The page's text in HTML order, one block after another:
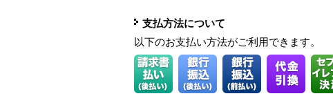
支払方法について
以下のお支払い方法がご利用できます。